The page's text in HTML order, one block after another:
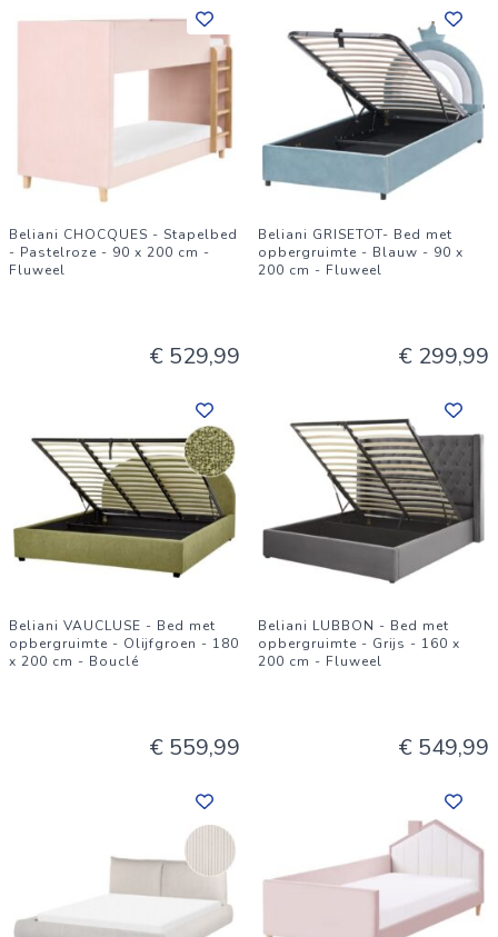
Beliani CHOCQUES - Stapelbed
- Pastelroze - 90 x 200 cm -
Fluweel
€ 529,99
Beliani GRISETOT- Bed met
opbergruimte - Blauw - 90 x
200 cm - Fluweel
€ 299,99
Beliani VAUCLUSE - Bed met
opbergruimte - Olijfgroen - 180
x 200 cm - Bouclé
€ 559,99
Beliani LUBBON - Bed met
opbergruimte - Grijs - 160 x
200 cm - Fluweel
€ 549,99